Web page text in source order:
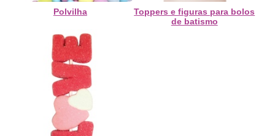
Polvilha
Toppers e figuras para bolos
de batismo